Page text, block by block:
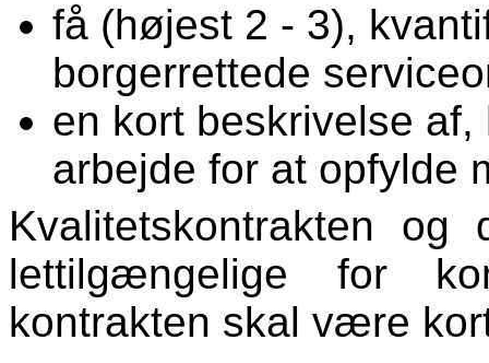
få (højest 2 - 3),
borgerrettede
en kort beskrivelse
arbejde for at opfylde
Kvalitetskontrakten
lettilgængelige for
kontrakten skal være